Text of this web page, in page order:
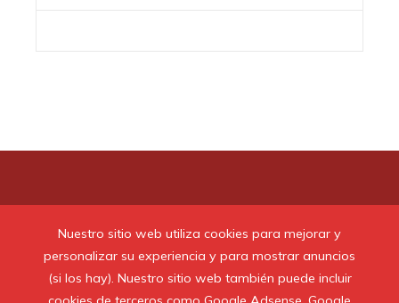
Nuestro sitio web utiliza cookies para mejorar y
personalizar su experiencia y para mostrar anuncios
(si los hay). Nuestro sitio web también puede incluir
Quiénes somos
Aviso Legal